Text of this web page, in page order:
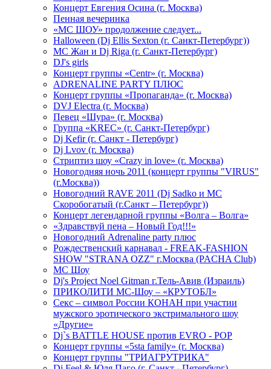
Концерт Евгения Осина (г. Москва)
Пенная вечеринка
«МС ШОУ» продолжение следует...
Halloween (Dj Ellis Sexton (г. Санкт-Петербург))
МС Жан и Dj Riga (г. Санкт-Петербург)
DJ's girls
Концерт группы «Centr» (г. Москва)
ADRENALINE PARTY ПЛЮС
Концерт группы «Пропаганда» (г. Москва)
DVJ Electra (г. Москва)
Певец «Шура» (г. Москва)
Группа «KREC» (г. Санкт-Петербург)
Dj Kefir (г. Санкт - Петербург)
Dj Lvov (г. Москва)
Стриптиз шоу «Crazy in love» (г. Москва)
Новогодняя ночь 2011 (концерт группы "VIRUS"
(г.Москва))
Новогодний RAVE 2011 (Dj Sadko и MC
Скоробогатый (г.Санкт – Петербург))
Концерт легендарной группы «Волга – Волга»
«Здравствуй пена – Новый Год!!!»
Новогодний Adrenaline party плюс
Рождественский карнавал - FREAK-FASHION
SHOW "STRANA OZZ" г.Москва (PACHA Club)
MC Шоу
Dj's Project Noel Gitman г.Тель-Авив (Израиль)
ПРИКОЛИТИ МС-Шоу – «КРУТОБЛ»
Секс – символ России КОНАН при участии
мужского эротического экстримального шоу
«Другие»
Dj`s BATTLE HOUSE против EVRO - POP
Концерт группы «5sta family» (г. Москва)
Концерт группы "ТРИАГРУТРИКА"